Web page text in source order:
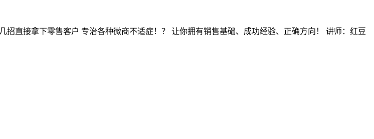
直接拿下零售客户 专治各种微商不适症！？ 让你拥有销售基础、成功经验、正确方向！ 讲师：红豆